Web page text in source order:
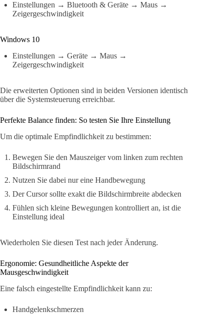
Einstellungen → Bluetooth & Geräte → Maus →
Zeigergeschwindigkeit
Windows 10
Einstellungen → Geräte → Maus →
Zeigergeschwindigkeit
Die erweiterten Optionen sind in beiden Versionen identisch
über die Systemsteuerung erreichbar.
Perfekte Balance finden: So testen Sie Ihre Einstellung
Um die optimale Empfindlichkeit zu bestimmen:
Bewegen Sie den Mauszeiger vom linken zum rechten
Bildschirmrand
Nutzen Sie dabei nur eine Handbewegung
Der Cursor sollte exakt die Bildschirmbreite abdecken
Fühlen sich kleine Bewegungen kontrolliert an, ist die
Einstellung ideal
Wiederholen Sie diesen Test nach jeder Änderung.
Ergonomie: Gesundheitliche Aspekte der
Mausgeschwindigkeit
Eine falsch eingestellte Empfindlichkeit kann zu:
Handgelenkschmerzen